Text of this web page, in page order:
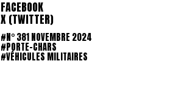
FACEBOOK
X (TWITTER)
#N° 381 NOVEMBRE 2024
#PORTE-CHARS
#VÉHICULES MILITAIRES